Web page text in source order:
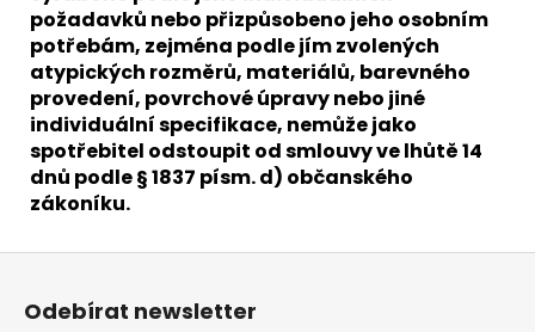
požadavků nebo přizpůsobeno jeho osobním
potřebám, zejména podle jím zvolených
atypických rozměrů, materiálů, barevného
provedení, povrchové úpravy nebo jiné
individuální specifikace, nemůže jako
spotřebitel odstoupit od smlouvy ve lhůtě 14
dnů podle § 1837 písm. d) občanského
zákoníku.
Z
Odebírat newsletter